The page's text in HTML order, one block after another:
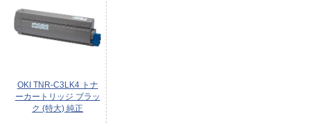
OKI TNR-C3LK4 トナ
ーカートリッジ ブラッ
ク (特大) 純正